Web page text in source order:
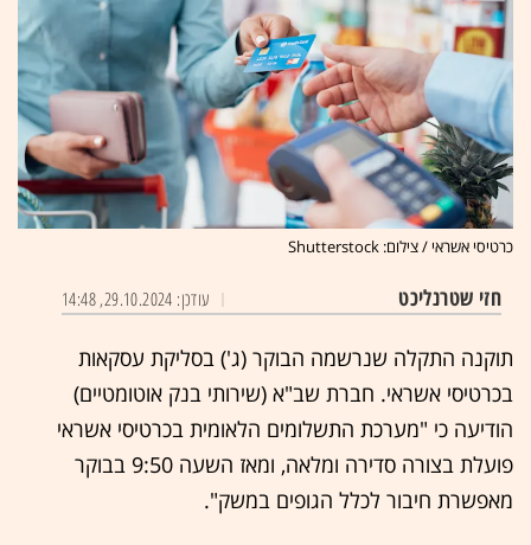
כרטיסי אשראי / צילום: Shutterstock
חזי שטרנליכט עודכן: 29.10.2024, 14:48
תוקנה התקלה שנרשמה הבוקר (ג') בסליקת עסקאות
בכרטיסי אשראי. חברת שב"א (שירותי בנק אוטומטיים)
הודיעה כי "מערכת התשלומים הלאומית בכרטיסי אשראי
פועלת בצורה סדירה ומלאה, ומאז השעה 9:50 בבוקר
מאפשרת חיבור לכלל הגופים במשק".